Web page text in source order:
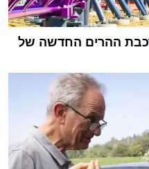
ההרים החדשה של